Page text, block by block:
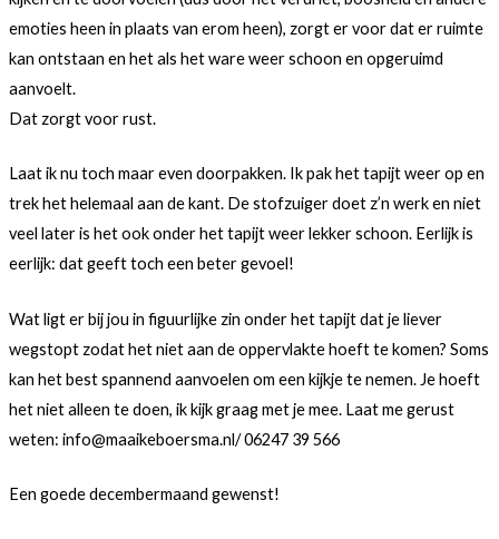
emoties heen in plaats van erom heen), zorgt er voor dat er ruimte
kan ontstaan en het als het ware weer schoon en opgeruimd
aanvoelt.
Dat zorgt voor rust.
Laat ik nu toch maar even doorpakken. Ik pak het tapijt weer op en
trek het helemaal aan de kant. De stofzuiger doet z’n werk en niet
veel later is het ook onder het tapijt weer lekker schoon. Eerlijk is
eerlijk: dat geeft toch een beter gevoel!
Wat ligt er bij jou in figuurlijke zin onder het tapijt dat je liever
wegstopt zodat het niet aan de oppervlakte hoeft te komen? Soms
kan het best spannend aanvoelen om een kijkje te nemen. Je hoeft
het niet alleen te doen, ik kijk graag met je mee. Laat me gerust
weten: info@maaikeboersma.nl/ 06247 39 566
Een goede decembermaand gewenst!